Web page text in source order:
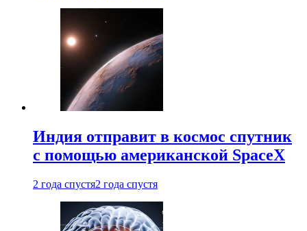
Индия отправит в космос спутник
с помощью американской SpaceX
2 года спустя2 года спустя